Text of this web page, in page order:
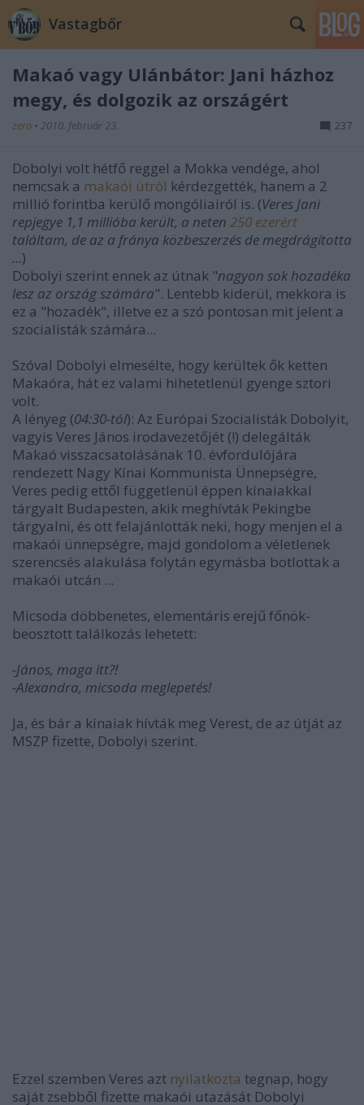
Vastagbőr
Makaó vagy Ulánbátor: Jani házhoz
megy, és dolgozik az országért
zero • 2010. február 23. 237
Dobolyi volt hétfő reggel a Mokka vendége, ahol
nemcsak a makaói útról kérdezgették, hanem a 2
millió forintba kerülő mongóliairól is. (Veres Jani
repjegye 1,1 millióba került, a neten 250 ezerért
találtam, de az a fránya közbeszerzés de megdrágította
...)
Dobolyi szerint ennek az útnak "nagyon sok hozadéka
lesz az ország számára". Lentebb kiderül, mekkora is
ez a "hozadék", illetve ez a szó pontosan mit jelent a
szocialisták számára...
Szóval Dobolyi elmesélte, hogy kerültek ők ketten
Makaóra, hát ez valami hihetetlenül gyenge sztori
volt.
A lényeg (04:30-tól): Az Európai Szocialisták Dobolyit,
vagyis Veres János irodavezetőjét (!) delegálták
Makaó visszacsatolásának 10. évfordulójára
rendezett Nagy Kínai Kommunista Ünnepségre,
Veres pedig ettől függetlenül éppen kínaiakkal
tárgyalt Budapesten, akik meghívták Pekingbe
tárgyalni, és ott felajánlották neki, hogy menjen el a
makaói ünnepségre, majd gondolom a véletlenek
szerencsés alakulása folytán egymásba botlottak a
makaói utcán ...
Micsoda döbbenetes, elementáris erejű főnök-
beosztott találkozás lehetett:
-János, maga itt?!
-Alexandra, micsoda meglepetés!
Ja, és bár a kínaiak hívták meg Verest, de az útját az
MSZP fizette, Dobolyi szerint.
Ezzel szemben Veres azt nyilatkozta tegnap, hogy
saját zsebből fizette makaói utazását Dobolyi